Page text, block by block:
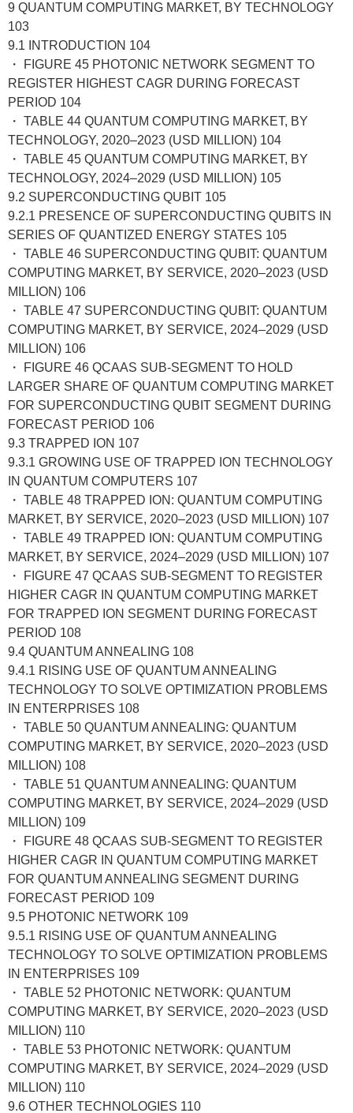
9 QUANTUM COMPUTING MARKET, BY TECHNOLOGY
103
9.1 INTRODUCTION 104
・ FIGURE 45 PHOTONIC NETWORK SEGMENT TO
REGISTER HIGHEST CAGR DURING FORECAST
PERIOD 104
・ TABLE 44 QUANTUM COMPUTING MARKET, BY
TECHNOLOGY, 2020–2023 (USD MILLION) 104
・ TABLE 45 QUANTUM COMPUTING MARKET, BY
TECHNOLOGY, 2024–2029 (USD MILLION) 105
9.2 SUPERCONDUCTING QUBIT 105
9.2.1 PRESENCE OF SUPERCONDUCTING QUBITS IN
SERIES OF QUANTIZED ENERGY STATES 105
・ TABLE 46 SUPERCONDUCTING QUBIT: QUANTUM
COMPUTING MARKET, BY SERVICE, 2020–2023 (USD
MILLION) 106
・ TABLE 47 SUPERCONDUCTING QUBIT: QUANTUM
COMPUTING MARKET, BY SERVICE, 2024–2029 (USD
MILLION) 106
・ FIGURE 46 QCAAS SUB-SEGMENT TO HOLD
LARGER SHARE OF QUANTUM COMPUTING MARKET
FOR SUPERCONDUCTING QUBIT SEGMENT DURING
FORECAST PERIOD 106
9.3 TRAPPED ION 107
9.3.1 GROWING USE OF TRAPPED ION TECHNOLOGY
IN QUANTUM COMPUTERS 107
・ TABLE 48 TRAPPED ION: QUANTUM COMPUTING
MARKET, BY SERVICE, 2020–2023 (USD MILLION) 107
・ TABLE 49 TRAPPED ION: QUANTUM COMPUTING
MARKET, BY SERVICE, 2024–2029 (USD MILLION) 107
・ FIGURE 47 QCAAS SUB-SEGMENT TO REGISTER
HIGHER CAGR IN QUANTUM COMPUTING MARKET
FOR TRAPPED ION SEGMENT DURING FORECAST
PERIOD 108
9.4 QUANTUM ANNEALING 108
9.4.1 RISING USE OF QUANTUM ANNEALING
TECHNOLOGY TO SOLVE OPTIMIZATION PROBLEMS
IN ENTERPRISES 108
・ TABLE 50 QUANTUM ANNEALING: QUANTUM
COMPUTING MARKET, BY SERVICE, 2020–2023 (USD
MILLION) 108
・ TABLE 51 QUANTUM ANNEALING: QUANTUM
COMPUTING MARKET, BY SERVICE, 2024–2029 (USD
MILLION) 109
・ FIGURE 48 QCAAS SUB-SEGMENT TO REGISTER
HIGHER CAGR IN QUANTUM COMPUTING MARKET
FOR QUANTUM ANNEALING SEGMENT DURING
FORECAST PERIOD 109
9.5 PHOTONIC NETWORK 109
9.5.1 RISING USE OF QUANTUM ANNEALING
TECHNOLOGY TO SOLVE OPTIMIZATION PROBLEMS
IN ENTERPRISES 109
・ TABLE 52 PHOTONIC NETWORK: QUANTUM
COMPUTING MARKET, BY SERVICE, 2020–2023 (USD
MILLION) 110
・ TABLE 53 PHOTONIC NETWORK: QUANTUM
COMPUTING MARKET, BY SERVICE, 2024–2029 (USD
MILLION) 110
9.6 OTHER TECHNOLOGIES 110